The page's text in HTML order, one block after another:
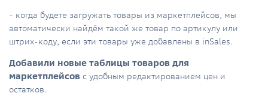
- когда будете загружать товары из маркетплейсов, мы
автоматически найдём такой же товар по артикулу или
штрих-коду, если эти товары уже добавлены в inSales.
Добавили новые таблицы товаров для
маркетплейсов с удобным редактированием цен и
остатков.